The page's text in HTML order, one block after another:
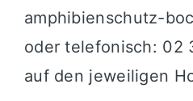
amphibienschutz-
oder telefonisch: 02
auf den jeweiligen